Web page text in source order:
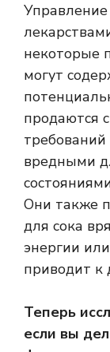
некоторые
могут
продаются
вредными
Они также
для сока
энергии
приводит к
Теперь
если вы